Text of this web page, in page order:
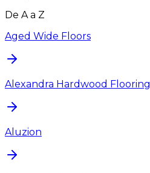
De A a Z
Aged Wide Floors
Alexandra Hardwood Flooring
Aluzion